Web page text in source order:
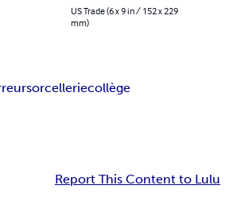
US Trade (6 x 9 in / 152 x 229
mm)
sorcelleriecollège
Report This Content to Lulu